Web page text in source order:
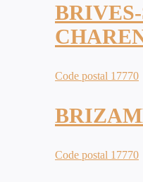
Code postal 17770
Code postal 17770